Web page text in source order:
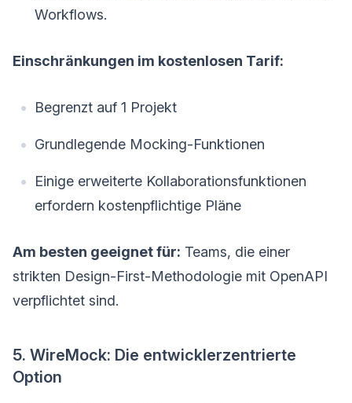
Workflows.
Einschränkungen im kostenlosen Tarif:
Begrenzt auf 1 Projekt
Grundlegende Mocking-Funktionen
Einige erweiterte Kollaborationsfunktionen
erfordern kostenpflichtige Pläne
Am besten geeignet für: Teams, die einer
strikten Design-First-Methodologie mit OpenAPI
verpflichtet sind.
5. WireMock: Die entwicklerzentrierte
Option